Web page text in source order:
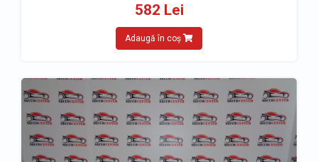
582 Lei
Adaugă în coș